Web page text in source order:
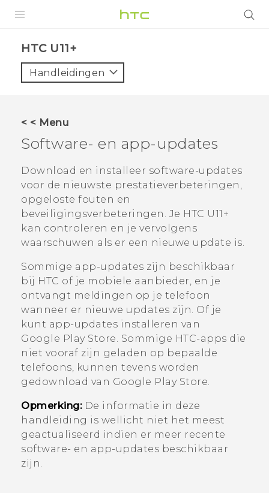
VIVE
HTC Club
SUPPORT
HTC-apparaten & -accessoires
VIVERSE
Aanmelden
HTC U11+‎
Handleidingen
< < Menu
Software- en app-updates
Download en installeer software-updates
voor de nieuwste prestatieverbeteringen,
opgeloste fouten en
beveiligingsverbeteringen. Je HTC U11‍+
kan controleren en je vervolgens
waarschuwen als er een nieuwe update is.
Sommige app-updates zijn beschikbaar
bij HTC of je mobiele aanbieder, en je
ontvangt meldingen op je telefoon
wanneer er nieuwe updates zijn. Of je
kunt app-updates installeren van
Google Play Store. Sommige HTC-apps die
niet vooraf zijn geladen op bepaalde
telefoons, kunnen tevens worden
gedownload van Google Play Store.
Opmerking:De informatie in deze
handleiding is wellicht niet het meest
geactualiseerd indien er meer recente
software- en app-updates beschikbaar
zijn.